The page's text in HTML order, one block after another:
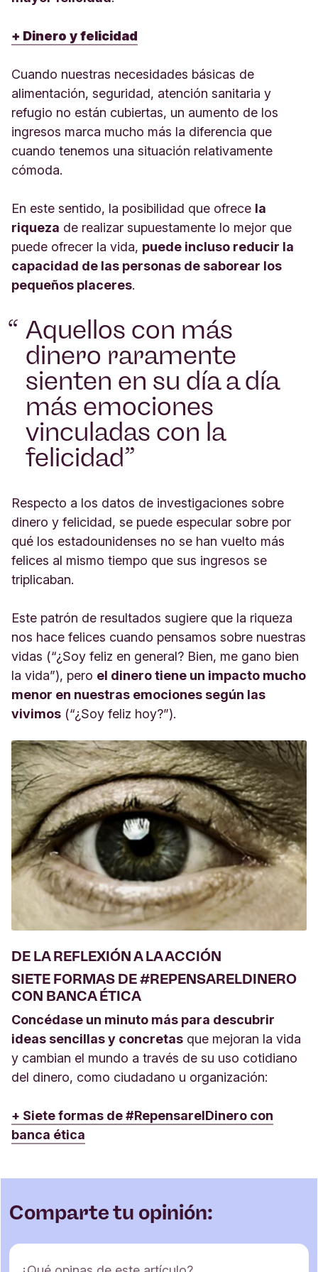
+ Dinero y felicidad
Cuando nuestras necesidades básicas de
alimentación, seguridad, atención sanitaria y
refugio no están cubiertas, un aumento de los
ingresos marca mucho más la diferencia que
cuando tenemos una situación relativamente
cómoda.
En este sentido, la posibilidad que ofrece la
riqueza de realizar supuestamente lo mejor que
puede ofrecer la vida, puede incluso reducir la
capacidad de las personas de saborear los
pequeños placeres.
Aquellos con más
dinero raramente
sienten en su día a día
más emociones
vinculadas con la
felicidad
Respecto a los datos de investigaciones sobre
dinero y felicidad, se puede especular sobre por
qué los estadounidenses no se han vuelto más
felices al mismo tiempo que sus ingresos se
triplicaban.
Este patrón de resultados sugiere que la riqueza
nos hace felices cuando pensamos sobre nuestras
vidas (“¿Soy feliz en general? Bien, me gano bien
la vida”), pero el dinero tiene un impacto mucho
menor en nuestras emociones según las
vivimos (“¿Soy feliz hoy?”).
DE LA REFLEXIÓN A LA ACCIÓN
SIETE FORMAS DE #REPENSARELDINERO
CON BANCA ÉTICA
Concédase un minuto más para descubrir
ideas sencillas y concretas que mejoran la vida
y cambian el mundo a través de su uso cotidiano
del dinero, como ciudadano u organización:
+ Siete formas de #RepensarelDinero con
banca ética
Comparte tu opinión:
F